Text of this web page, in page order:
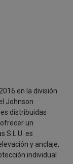
en la división
Johnson
distribuidas
un
S.L.U. es
y anclaje,
individual